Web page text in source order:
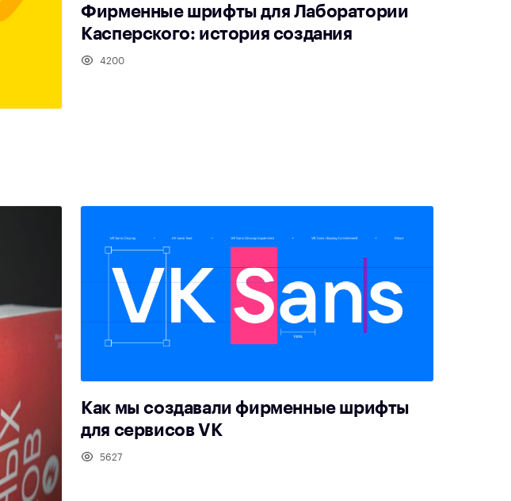
Фирменные шрифты для Лаборатории
Касперского: история создания
4200
Как мы создавали фирменные шрифты
для сервисов VK
5627